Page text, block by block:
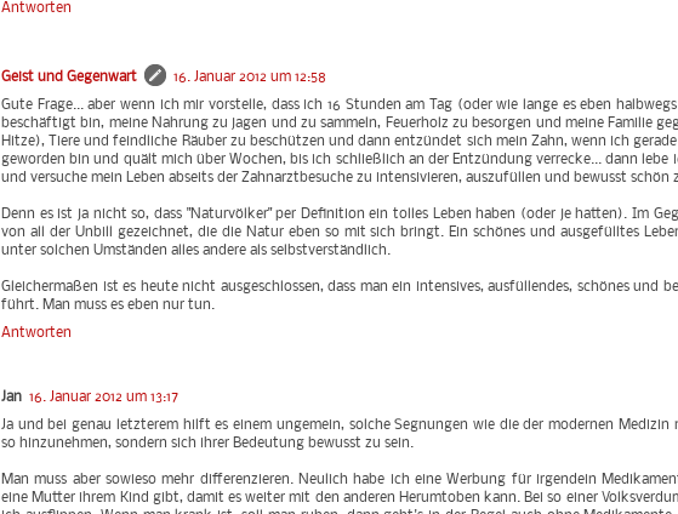
Antworten
Geist und Gegenwart
16. Januar 2012 um 12:58
Gute Frage... aber wenn ich mir vorstelle, dass ich 16 Stunden am Tag (oder wie lange es eben
beschäftigt bin, meine Nahrung zu jagen und zu sammeln, Feuerholz zu besorgen und meine Familie
Hitze), Tiere und feindliche Räuber zu beschützen und dann entzündet sich mein Zahn, wenn ich
geworden bin und quält mich über Wochen, bis ich schließlich an der Entzündung verrecke... dann lebe
und versuche mein Leben abseits der Zahnarztbesuche zu intensivieren, auszufüllen und bewusst schön
Denn es ist ja nicht so, dass "Naturvölker" per Definition ein tolles Leben haben (oder je hatten). Im
von all der Unbill gezeichnet, die die Natur eben so mit sich bringt. Ein schönes und ausgefülltes
unter solchen Umständen alles andere als selbstverständlich.
Gleichermaßen ist es heute nicht ausgeschlossen, dass man ein intensives, ausfüllendes, schönes und
führt. Man muss es eben nur tun.
Antworten
Jan 16. Januar 2012 um 13:17
Ja und bei genau letzterem hilft es einem ungemein, solche Segnungen wie die der modernen Medizin
so hinzunehmen, sondern sich ihrer Bedeutung bewusst zu sein.
Man muss aber sowieso mehr differenzieren. Neulich habe ich eine Werbung für irgendein
eine Mutter ihrem Kind gibt, damit es weiter mit den anderen Herumtoben kann. Bei so einer